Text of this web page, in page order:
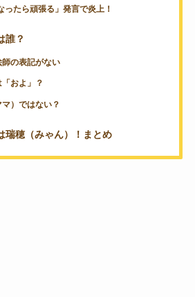
たら頑張る」発言で炎上！
誰？
の表記がない
およ」？
）ではない？
瑞穂（みゃん）！まとめ